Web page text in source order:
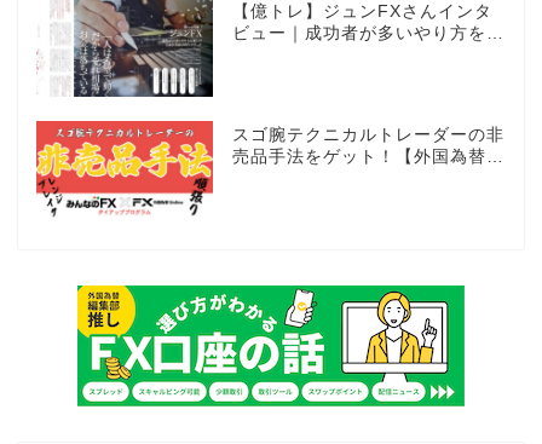
【億トレ】ジュンFXさんインタ
ビュー｜成功者が多いやり方を選
スゴ腕テクニカルトレーダーの非
売品手法をゲット！【外国為替×